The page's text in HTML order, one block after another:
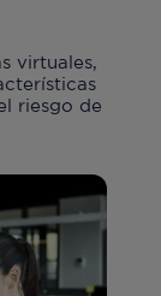
virtuales,
riesgo de